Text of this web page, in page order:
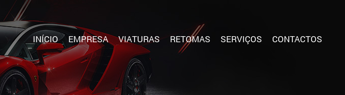
INÍCIO EMPRESA VIATURAS RETOMAS SERVIÇOS CONTACTOS